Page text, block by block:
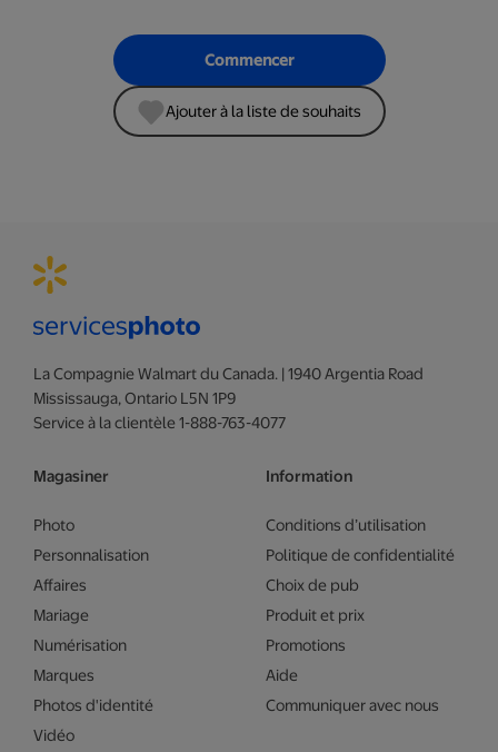
Commencer
Ajouter à la liste de souhaits
La Compagnie Walmart du Canada. | 1940 Argentia Road
Mississauga, Ontario L5N 1P9
Service à la clientèle 1-888-763-4077
Magasiner
Photo
Personnalisation
Affaires
Mariage
Numérisation
Marques
Photos d'identité
Vidéo
Information
Conditions d’utilisation
Politique de confidentialité
Choix de pub
Produit et prix
Promotions
Aide
Communiquer avec nous